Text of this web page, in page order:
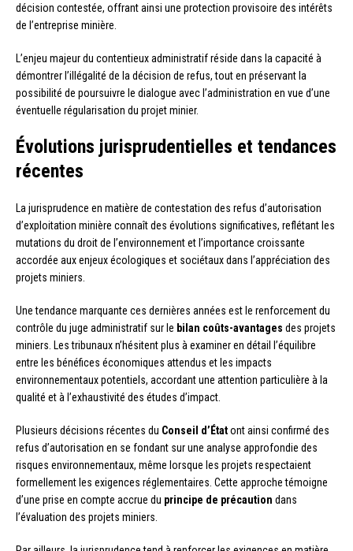
décision contestée, offrant ainsi une protection provisoire des intérêts
de l’entreprise minière.
L’enjeu majeur du contentieux administratif réside dans la capacité à
démontrer l’illégalité de la décision de refus, tout en préservant la
possibilité de poursuivre le dialogue avec l’administration en vue d’une
éventuelle régularisation du projet minier.
Évolutions jurisprudentielles et tendances
récentes
La jurisprudence en matière de contestation des refus d’autorisation
d’exploitation minière connaît des évolutions significatives, reflétant les
mutations du droit de l’environnement et l’importance croissante
accordée aux enjeux écologiques et sociétaux dans l’appréciation des
projets miniers.
Une tendance marquante ces dernières années est le renforcement du
contrôle du juge administratif sur le bilan coûts-avantages des projets
miniers. Les tribunaux n’hésitent plus à examiner en détail l’équilibre
entre les bénéfices économiques attendus et les impacts
environnementaux potentiels, accordant une attention particulière à la
qualité et à l’exhaustivité des études d’impact.
Plusieurs décisions récentes du Conseil d’Étatont ainsi confirmé des
refus d’autorisation en se fondant sur une analyse approfondie des
risques environnementaux, même lorsque les projets respectaient
formellement les exigences réglementaires. Cette approche témoigne
d’une prise en compte accrue du principe de précaution dans
l’évaluation des projets miniers.